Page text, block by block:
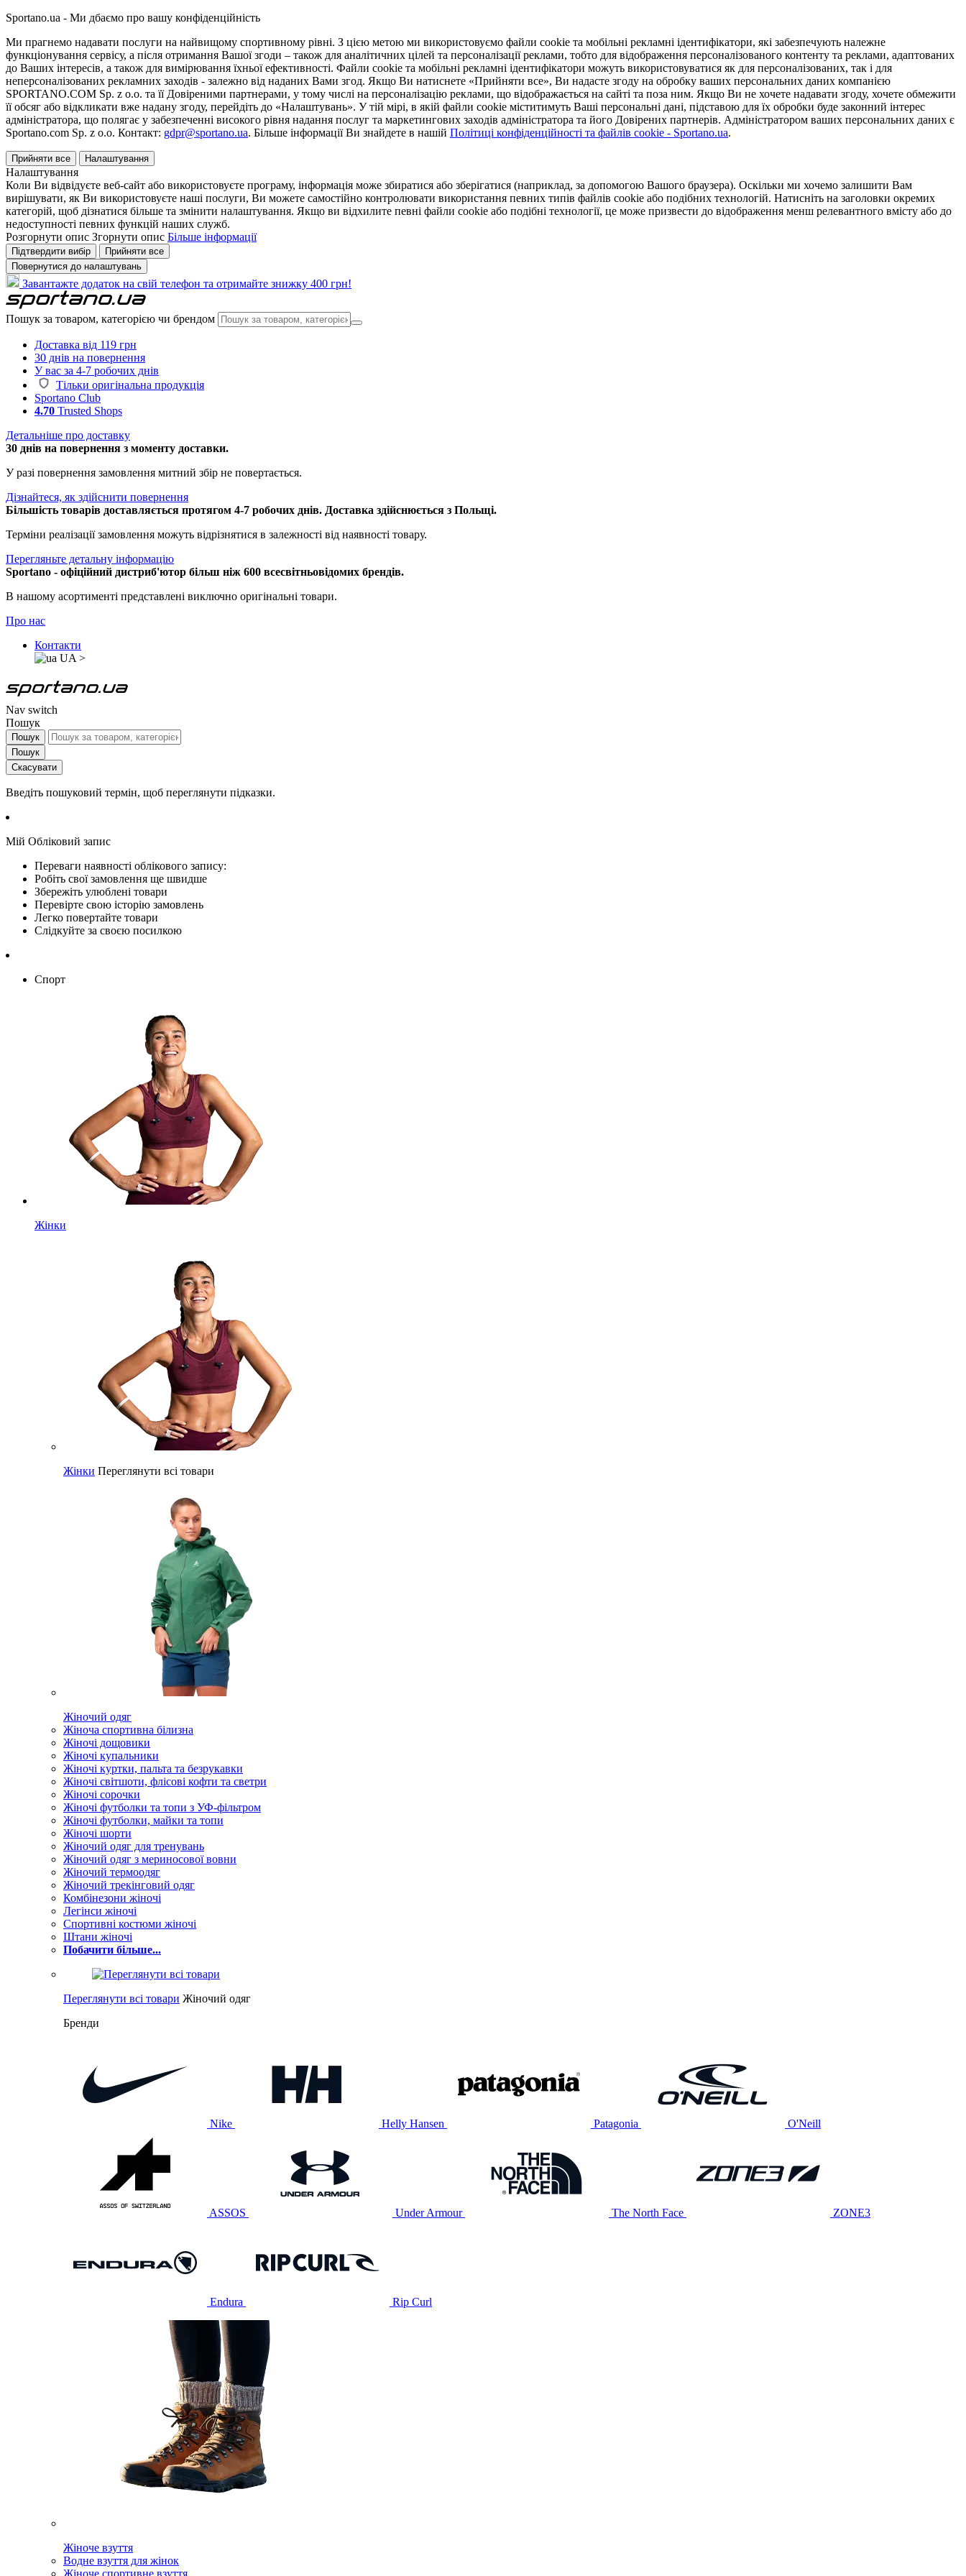
Sportano.ua - Ми дбаємо про вашу конфіденційність
Ми прагнемо надавати послуги на найвищому спортивному рівні. З цією метою ми використовуємо файли cookie та мобільні рекламні ідентифікатори, які забезпечують належне
функціонування сервісу, а після отримання Вашої згоди – також для аналітичних цілей та персоналізації реклами, тобто для відображення персоналізованого контенту та реклами, адаптованих
до Ваших інтересів, а також для вимірювання їхньої ефективності. Файли cookie та мобільні рекламні ідентифікатори можуть використовуватися як для персоналізованих, так і для
неперсоналізованих рекламних заходів - залежно від наданих Вами згод. Якщо Ви натиснете «Прийняти все», Ви надасте згоду на обробку ваших персональних даних компанією
SPORTANO.COM Sp. z o.o. та її Довіреними партнерами, у тому числі на персоналізацію реклами, що відображається на сайті та поза ним. Якщо Ви не хочете надавати згоду, хочете обмежити
її обсяг або відкликати вже надану згоду, перейдіть до «Налаштувань». У тій мірі, в якій файли cookie міститимуть Ваші персональні дані, підставою для їх обробки буде законний інтерес
адміністратора, що полягає у забезпеченні високого рівня надання послуг та маркетингових заходів адміністратора та його Довірених партнерів. Адміністратором ваших персональних даних є
Sportano.com Sp. z o.o. Контакт: gdpr@sportano.ua. Більше інформації Ви знайдете в нашій Політиці конфіденційності та файлів cookie - Sportano.ua.
Прийняти все Налаштування
Налаштування
Коли Ви відвідуєте веб-сайт або використовуєте програму, інформація може збиратися або зберігатися (наприклад, за допомогою Вашого браузера). Оскільки ми хочемо залишити Вам
вирішувати, як Ви використовуєте наші послуги, Ви можете самостійно контролювати використання певних типів файлів cookie або подібних технологій. Натисніть на заголовки окремих
категорій, щоб дізнатися більше та змінити налаштування. Якщо ви відхилите певні файли cookie або подібні технології, це може призвести до відображення менш релевантного вмісту або до
недоступності певних функцій наших служб.
Розгорнути опис Згорнути опис Більше інформації
Підтвердити вибір
Прийняти все
Повернутися до налаштувань
Завантажте додаток на свій телефон та отримайте знижку 400 грн!
Пошук за товаром, категорією чи брендом
Доставка від 119 грн
30 днів на повернення
У вас за 4-7 робочих днів
Тільки оригінальна продукція
Sportano Club
4.70 Trusted Shops
Детальніше про доставку
30 днів на повернення з моменту доставки.
У разі повернення замовлення митний збір не повертається.
Дізнайтеся, як здійснити повернення
Більшість товарів доставляється протягом 4-7 робочих днів. Доставка здійснюється з Польщі.
Терміни реалізації замовлення можуть відрізнятися в залежності від наявності товару.
Перегляньте детальну інформацію
Sportano - офіційний дистриб'ютор більш ніж 600 всесвітньовідомих брендів.
В нашому асортименті представлені виключно оригінальні товари.
Про нас
Контакти
UA >
Nav switch
Пошук
Пошук
Пошук
Скасувати
Введіть пошуковий термін, щоб переглянути підказки.
Мій Обліковий запис
Переваги наявності облікового запису:
Робіть свої замовлення ще швидше
Збережіть улюблені товари
Перевірте свою історію замовлень
Легко повертайте товари
Слідкуйте за своєю посилкою
Спорт
Жінки
Жінки Переглянути всі товари
Жіночий одяг
Жіноча спортивна білизна
Жіночі дощовики
Жіночі купальники
Жіночі куртки, пальта та безрукавки
Жіночі світшоти, флісові кофти та светри
Жіночі сорочки
Жіночі футболки та топи з УФ-фільтром
Жіночі футболки, майки та топи
Жіночі шорти
Жіночий одяг для тренувань
Жіночий одяг з мериносової вовни
Жіночий термоодяг
Жіночий трекінговий одяг
Комбінезони жіночі
Легінси жіночі
Спортивні костюми жіночі
Штани жіночі
Побачити більше...
Переглянути всі товари Жіночий одяг
Бренди
Nike Helly Hansen Patagonia O'Neill
ASSOS Under Armour The North Face ZONE3
Endura Rip Curl
Жіноче взуття
Водне взуття для жінок
Жіноче спортивне взуття